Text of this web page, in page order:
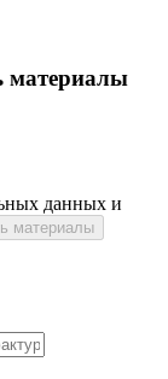
материалы
данных и
материалы